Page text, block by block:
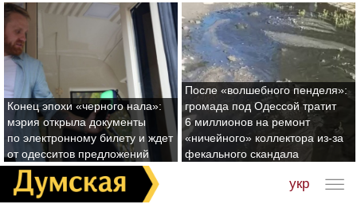
Конец эпохи «черного нала»:
мэрия открыла документы
по электронному билету и ждет
от одесситов предложений
После «волшебного пенделя»:
громада под Одессой тратит
6 миллионов на ремонт
«ничейного» коллектора из-за
фекального скандала
укр